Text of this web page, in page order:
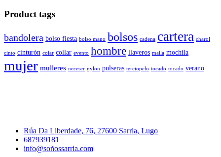
Product tags
bandolera bolso fiesta bolso mano bolsos cadena cartera charol
cinto cinturón colar collar evento hombre llaveros malla mochila
mujer mulleres neceser nylon pulseras terciopelo tocado tocado verano
Rúa Da Liberdade, 76, 27600 Sarria, Lugo
687939181
info@soñossarria.com